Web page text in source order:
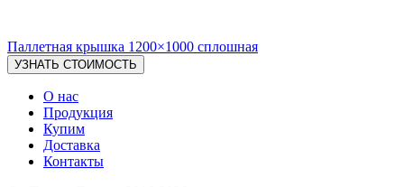
Паллетная крышка 1200×1000 сплошная
О нас
Продукция
Купим
Доставка
Контакты